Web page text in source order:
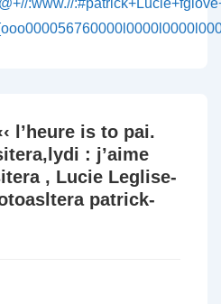
:www.//
l’heure is to pai.
: j’aime
, Lucie Leglise-
patrick-